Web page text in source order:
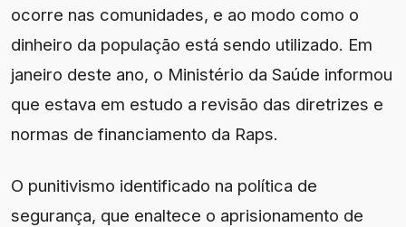
ocorre nas comunidades, e ao modo como o
dinheiro da população está sendo utilizado. Em
janeiro deste ano, o Ministério da Saúde informou
que estava em estudo a revisão das diretrizes e
normas de financiamento da Raps.
O punitivismo identificado na política de
segurança, que enaltece o aprisionamento de